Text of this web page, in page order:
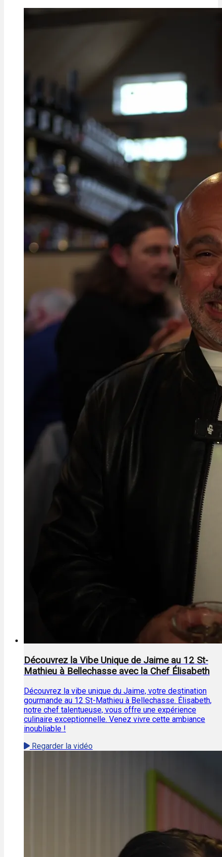
Découvrez la Vibe Unique de Jaime au 12 St-
Mathieu à Bellechasse avec la Chef Élisabeth
Découvrez la vibe unique du Jaime, votre destination
gourmande au 12 St-Mathieu à Bellechasse. Élisabeth,
notre chef talentueuse, vous offre une expérience
culinaire exceptionnelle. Venez vivre cette ambiance
inoubliable !
Regarder la vidéo